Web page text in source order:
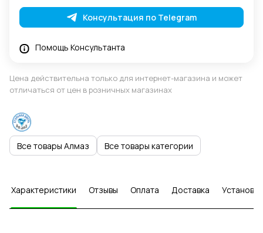
Консультация по Telegram
Помощь Консультанта
Цена действительна только для интернет-магазина и может
отличаться от цен в розничных магазинах
Все товары Алмаз Все товары категории
Характеристики Отзывы Оплата Доставка Установка